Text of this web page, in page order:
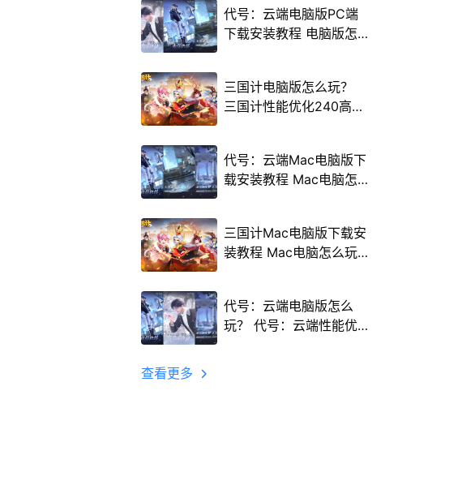
代号：云端电脑版PC端
下载安装教程 电脑版怎
三国计电脑版怎么玩？
三国计性能优化240高帧
代号：云端Mac电脑版下
载安装教程 Mac电脑怎
三国计Mac电脑版下载安
装教程 Mac电脑怎么玩
代号：云端电脑版怎么
玩？ 代号：云端性能优
查看更多